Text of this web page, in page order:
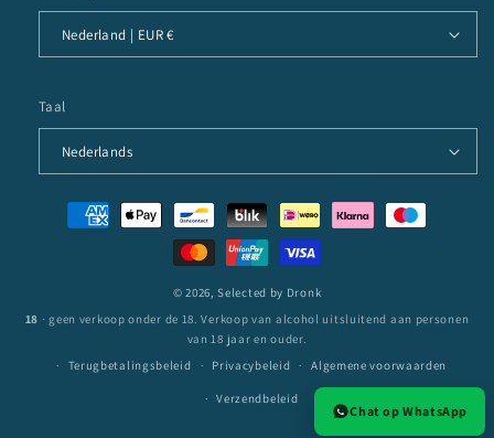
Nederland | EUR €
Taal
Nederlands
Betaalmethoden
© 2026, Selected by Dronk
18 · geen verkoop onder de 18. Verkoop van alcohol uitsluitend aan personen
van 18 jaar en ouder.
Terugbetalingsbeleid
Privacybeleid Algemene voorwaarden
Verzendbeleid
Chat op WhatsApp